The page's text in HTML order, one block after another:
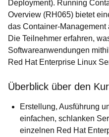
Deployment). Running
Overview (RH065) bietet
das Container-
Die Teilnehmer erfahren,
Softwareanwendungen
Red Hat Enterprise Linux
Überblick über den
Erstellung, Ausführung
einfachen, schlanken
einzelnen Red Hat